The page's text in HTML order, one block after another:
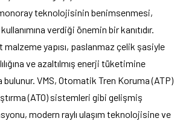
teknolojisinin benimsenmesi,
verdiği önemin bir kanıtıdır.
yapısı, paslanmaz çelik şasiyle
ve azaltılmış enerji tüketimine
VMS, Otomatik Tren Koruma (ATP)
(ATO) sistemleri gibi gelişmiş
modern raylı ulaşım teknolojisine ve